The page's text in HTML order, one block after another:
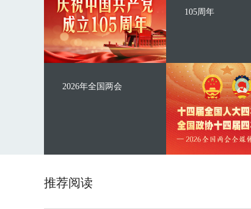
105周年
2026年全国两会
推荐阅读